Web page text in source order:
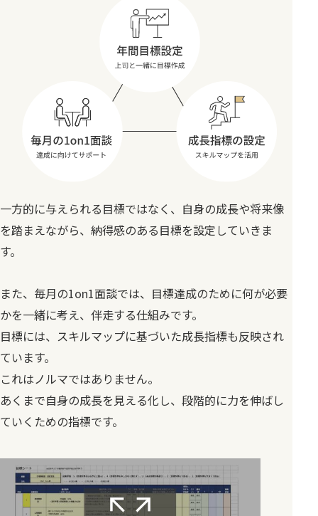
一方的に与えられる目標ではなく、自身の成長や将来像
を踏まえながら、納得感のある目標を設定していきま
す。
また、毎月の1on1面談では、目標達成のために何が必要
かを一緒に考え、伴走する仕組みです。
目標には、スキルマップに基づいた成長指標も反映され
ています。
これはノルマではありません。
あくまで自身の成長を見える化し、段階的に力を伸ばし
ていくための指標です。